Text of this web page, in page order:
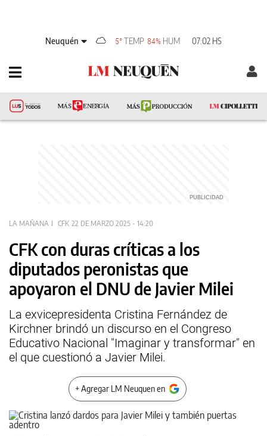
Neuquén 5° TEMP 84% HUM 07:02 HS
LA MAÑANA CFK 22 DE MARZO 2025 - 14:20
CFK con duras críticas a los
diputados peronistas que
apoyaron el DNU de Javier Milei
La exvicepresidenta Cristina Fernández de
Kirchner brindó un discurso en el Congreso
Educativo Nacional "Imaginar y transformar" en
el que cuestionó a Javier Milei.
+ Agregar LM Neuquen en